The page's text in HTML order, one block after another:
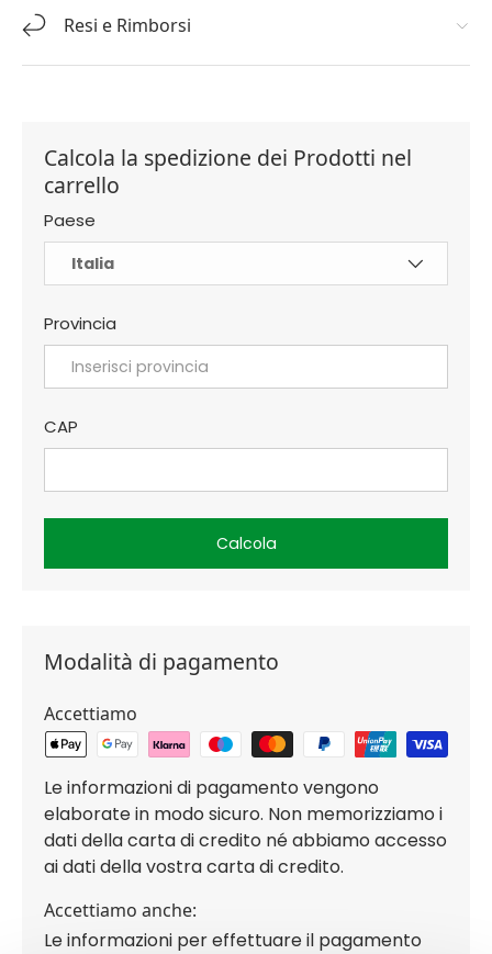
Resi e Rimborsi
Calcola la spedizione dei Prodotti nel
carrello
Paese
Provincia
CAP
Calcola
Modalità di pagamento
Accettiamo
Le informazioni di pagamento vengono
elaborate in modo sicuro. Non memorizziamo i
dati della carta di credito né abbiamo accesso
ai dati della vostra carta di credito.
Accettiamo anche:
Le informazioni per effettuare il pagamento